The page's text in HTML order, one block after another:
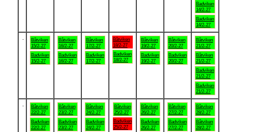
Badviken
14/2-27
Badviken
14/2-27
Båtviken
15/2-27
Badviken
15/2-27
Båtviken
16/2-27
Badviken
16/2-27
Båtviken
17/2-27
Badviken
17/2-27
Båtviken
18/2-27
Badviken
18/2-27
Båtviken
19/2-27
Badviken
19/2-27
Båtviken
20/2-27
Badviken
20/2-27
Båtviken
21/2-27
Båtviken
21/2-27
Badviken
21/2-27
Badviken
21/2-27
Båtviken
22/2-27
Badviken
22/2-27
Båtviken
23/2-27
Badviken
23/2-27
Båtviken
24/2-27
Badviken
24/2-27
Båtviken
25/2-27
Badviken
25/2-27
Båtviken
26/2-27
Badviken
26/2-27
Båtviken
27/2-27
Badviken
27/2-27
Båtviken
28/2-27
Båtviken
28/2-27